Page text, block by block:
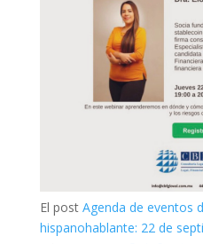
El post Agenda de eventos
hispanohablante: 22 de